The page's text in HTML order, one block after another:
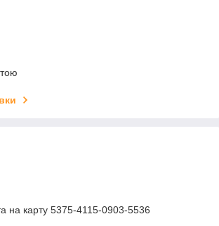
на карту 5375-4115-0903-5536